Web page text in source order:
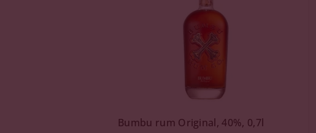
Bumbu rum Original, 40%, 0,7l